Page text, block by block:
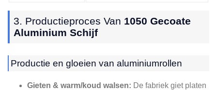
3. Productieproces Van 1050 Gecoate
Aluminium Schijf
Productie en gloeien van aluminiumrollen
Gieten & warm/koud walsen: De fabriek giet platen